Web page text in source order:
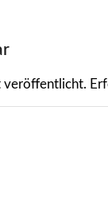
veröffentlicht.